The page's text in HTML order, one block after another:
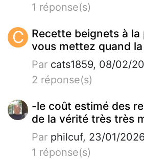
1 réponse(s)
C
Recette beignets à
vous mettez quand
Par cats1859, 08/02/
2 réponse(s)
-le coût estimé des
de la vérité très très
Par philcuf, 23/01/
1 réponse(s)